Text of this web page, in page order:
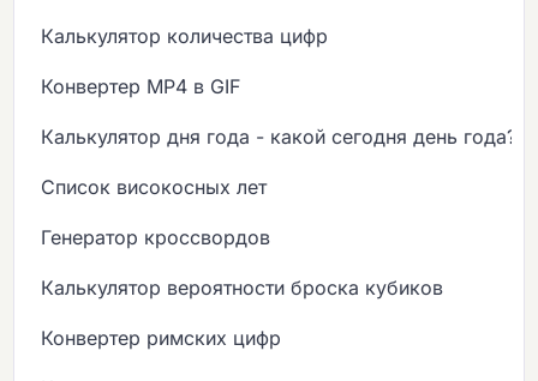
Калькулятор количества цифр
Конвертер MP4 в GIF
Калькулятор дня года - какой сегодня день года?
Список високосных лет
Генератор кроссвордов
Калькулятор вероятности броска кубиков
Конвертер римских цифр